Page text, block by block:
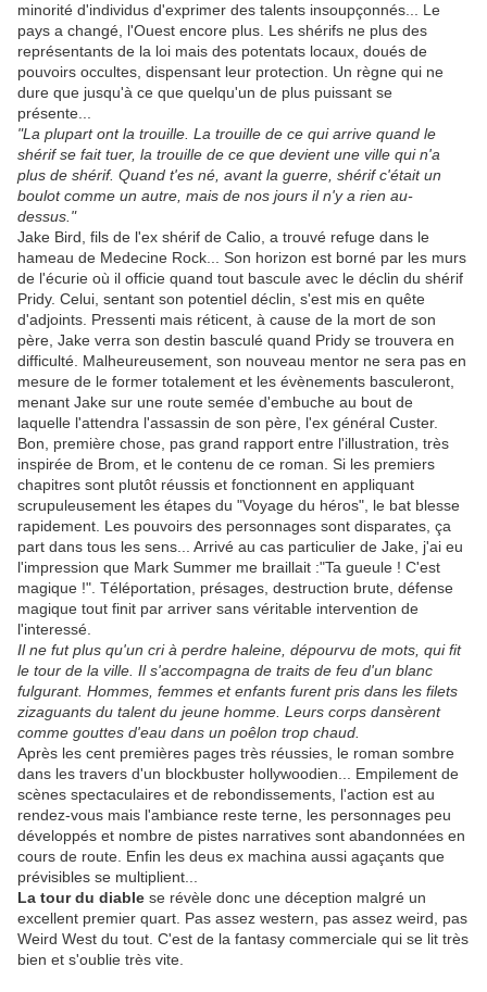
minorité d'individus d'exprimer des talents insoupçonnés... Le
pays a changé, l'Ouest encore plus. Les shérifs ne plus des
représentants de la loi mais des potentats locaux, doués de
pouvoirs occultes, dispensant leur protection. Un règne qui ne
dure que jusqu'à ce que quelqu'un de plus puissant se
présente...
"La plupart ont la trouille. La trouille de ce qui arrive quand le
shérif se fait tuer, la trouille de ce que devient une ville qui n'a
plus de shérif. Quand t'es né, avant la guerre, shérif c'était un
boulot comme un autre, mais de nos jours il n'y a rien au-
dessus."
Jake Bird, fils de l'ex shérif de Calio, a trouvé refuge dans le
hameau de Medecine Rock... Son horizon est borné par les murs
de l'écurie où il officie quand tout bascule avec le déclin du shérif
Pridy. Celui, sentant son potentiel déclin, s'est mis en quête
d'adjoints. Pressenti mais réticent, à cause de la mort de son
père, Jake verra son destin basculé quand Pridy se trouvera en
difficulté. Malheureusement, son nouveau mentor ne sera pas en
mesure de le former totalement et les évènements basculeront,
menant Jake sur une route semée d'embuche au bout de
laquelle l'attendra l'assassin de son père, l'ex général Custer.
Bon, première chose, pas grand rapport entre l'illustration, très
inspirée de Brom, et le contenu de ce roman. Si les premiers
chapitres sont plutôt réussis et fonctionnent en appliquant
scrupuleusement les étapes du "Voyage du héros", le bat blesse
rapidement. Les pouvoirs des personnages sont disparates, ça
part dans tous les sens... Arrivé au cas particulier de Jake, j'ai eu
l'impression que Mark Summer me braillait :"Ta gueule ! C'est
magique !". Téléportation, présages, destruction brute, défense
magique tout finit par arriver sans véritable intervention de
l'interessé.
Il ne fut plus qu'un cri à perdre haleine, dépourvu de mots, qui fit
le tour de la ville. Il s'accompagna de traits de feu d'un blanc
fulgurant. Hommes, femmes et enfants furent pris dans les filets
zizaguants du talent du jeune homme. Leurs corps dansèrent
comme gouttes d'eau dans un poêlon trop chaud.
Après les cent premières pages très réussies, le roman sombre
dans les travers d'un blockbuster hollywoodien... Empilement de
scènes spectaculaires et de rebondissements, l'action est au
rendez-vous mais l'ambiance reste terne, les personnages peu
développés et nombre de pistes narratives sont abandonnées en
cours de route. Enfin les deus ex machina aussi agaçants que
prévisibles se multiplient...
La tour du diable se révèle donc une déception malgré un
excellent premier quart. Pas assez western, pas assez weird, pas
Weird West du tout. C'est de la fantasy commerciale qui se lit très
bien et s'oublie très vite.